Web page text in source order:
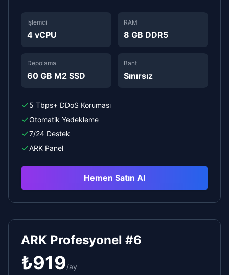
İşlemci
4 vCPU
RAM
8 GB DDR5
Depolama
60 GB M2 SSD
Bant
Sınırsız
5 Tbps+ DDoS Koruması
Otomatik Yedekleme
7/24 Destek
ARK Panel
Hemen Satın Al
ARK Profesyonel #6
₺919/ay